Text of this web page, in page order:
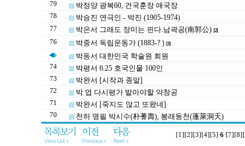
79
박정양 광복60, 건국훈장 애국장
78
박승진 연극인 - 박진 (1905-1974)
77
박은서 그래도 장미는 핀다.남곽공(南郭公) [2]
76
박중서 독립운동가 (1883-? ) [1]
박동서 대한민국 학술원 회원
74
박평서 6.25 호국인물 100인
73
박완서 [시작과 종말]
72
박 엽 다시평가 밭아야할 약창공
71
박완서 [죽지도 않고 또왔네]
70
천하 명필 박시수(朴蓍壽), 봉래동천(蓬萊洞天)
[1] [2] [3] [4] [5] 6 [7] [8]